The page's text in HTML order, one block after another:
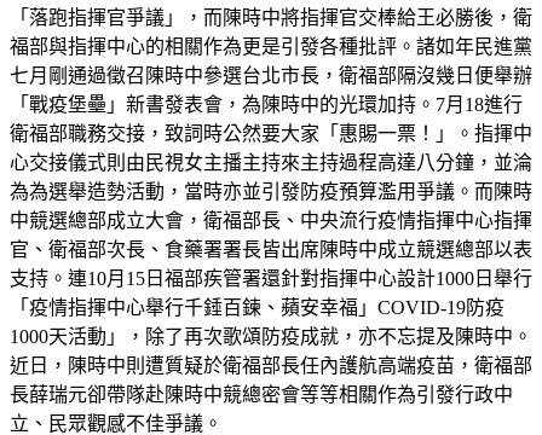
「落跑指揮官爭議」，而陳時中將指揮官交棒給王必勝後，衛
福部與指揮中心的相關作為更是引發各種批評。諸如年民進黨
七月剛通過徵召陳時中參選台北市長，衛福部隔沒幾日便舉辦
「戰疫堡壘」新書發表會，為陳時中的光環加持。7月18進行
衛福部職務交接，致詞時公然要大家「惠賜一票！」。指揮中
心交接儀式則由民視女主播主持來主持過程高達八分鐘，並淪
為為選舉造勢活動，當時亦並引發防疫預算濫用爭議。而陳時
中競選總部成立大會，衛福部長、中央流行疫情指揮中心指揮
官、衛福部次長、食藥署署長皆出席陳時中成立競選總部以表
支持。連10月15日福部疾管署還針對指揮中心設計1000日舉行
「疫情指揮中心舉行千錘百鍊、蘋安幸福」COVID-19防疫
1000天活動」，除了再次歌頌防疫成就，亦不忘提及陳時中。
近日，陳時中則遭質疑於衛福部長任內護航高端疫苗，衛福部
長薛瑞元卻帶隊赴陳時中競總密會等等相關作為引發行政中
立、民眾觀感不佳爭議。